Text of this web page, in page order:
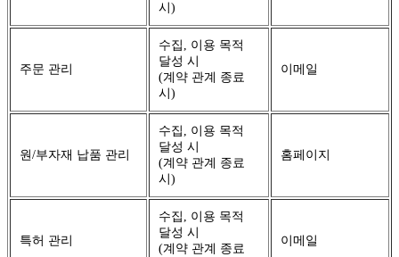
시)
주문 관리
수집, 이용 목적
달성 시
(계약 관계 종료
시)
이메일
원/부자재 납품 관리
수집, 이용 목적
달성 시
(계약 관계 종료
시)
홈페이지
특허 관리
수집, 이용 목적
달성 시
(계약 관계 종료
이메일